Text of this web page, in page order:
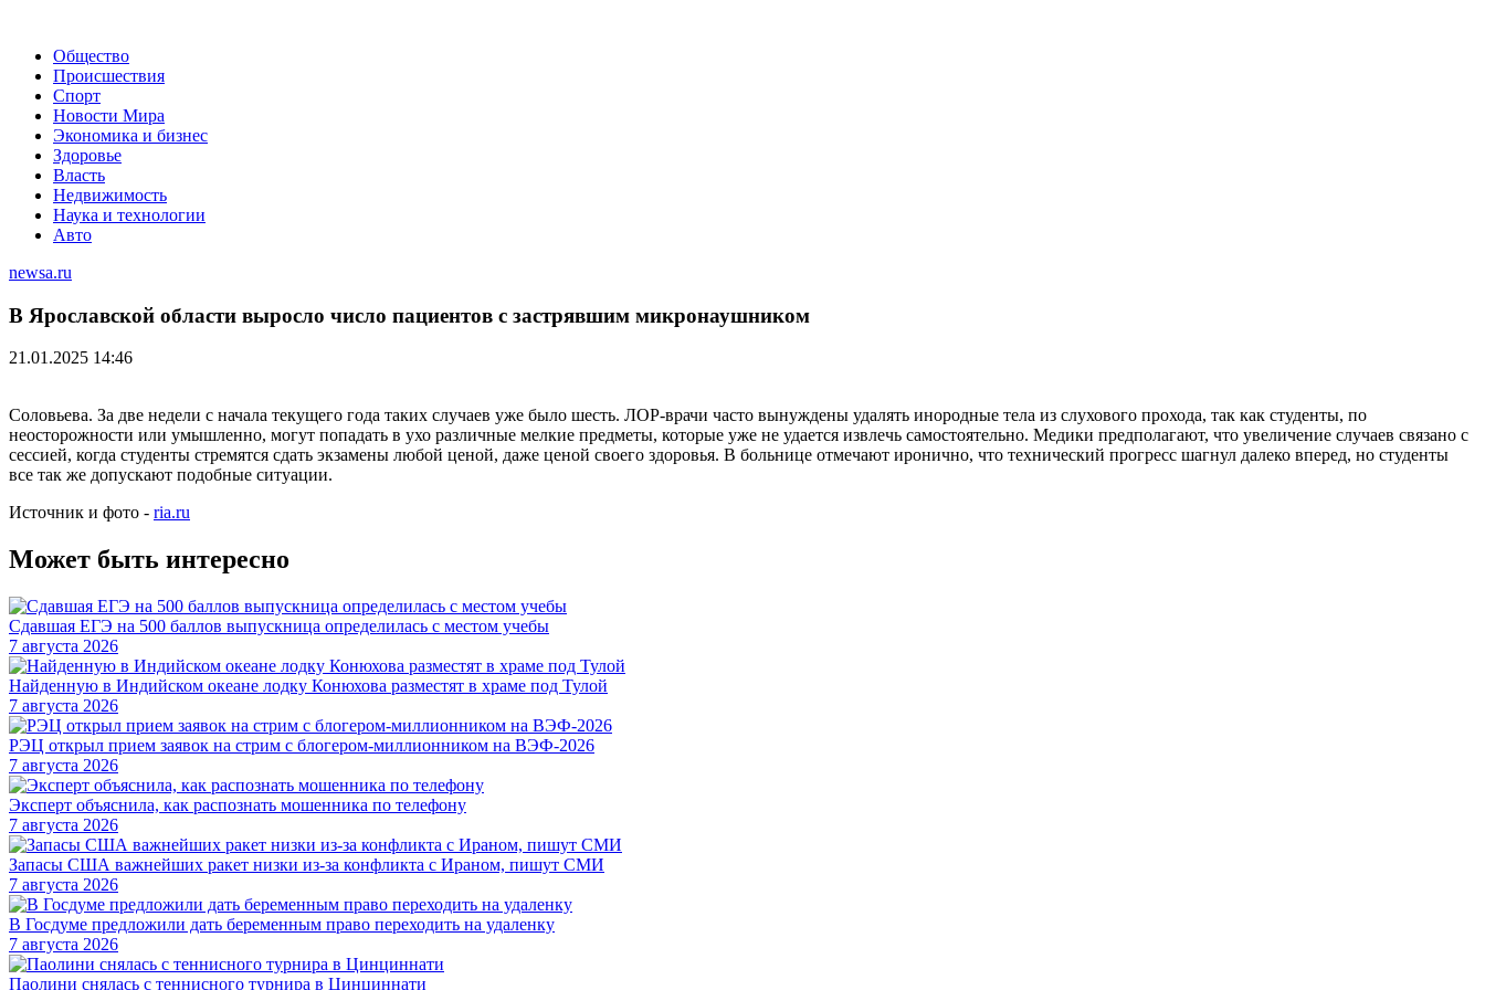
Общество
Происшествия
Спорт
Новости Мира
Экономика и бизнес
Здоровье
Власть
Недвижимость
Наука и технологии
Авто
newsa.ru
В Ярославской области выросло число пациентов с застрявшим микронаушником
21.01.2025 14:46
Соловьева. За две недели с начала текущего года таких случаев уже было шесть. ЛОР-врачи часто вынуждены удалять инородные тела из слухового прохода, так как студенты, по
неосторожности или умышленно, могут попадать в ухо различные мелкие предметы, которые уже не удается извлечь самостоятельно. Медики предполагают, что увеличение случаев связано с
сессией, когда студенты стремятся сдать экзамены любой ценой, даже ценой своего здоровья. В больнице отмечают иронично, что технический прогресс шагнул далеко вперед, но студенты
все так же допускают подобные ситуации.
Источник и фото - ria.ru
Может быть интересно
Сдавшая ЕГЭ на 500 баллов выпускница определилась с местом учебы
7 августа 2026
Найденную в Индийском океане лодку Конюхова разместят в храме под Тулой
7 августа 2026
РЭЦ открыл прием заявок на стрим с блогером-миллионником на ВЭФ-2026
7 августа 2026
Эксперт объяснила, как распознать мошенника по телефону
7 августа 2026
Запасы США важнейших ракет низки из-за конфликта с Ираном, пишут СМИ
7 августа 2026
В Госдуме предложили дать беременным право переходить на удаленку
7 августа 2026
Паолини снялась с теннисного турнира в Цинциннати